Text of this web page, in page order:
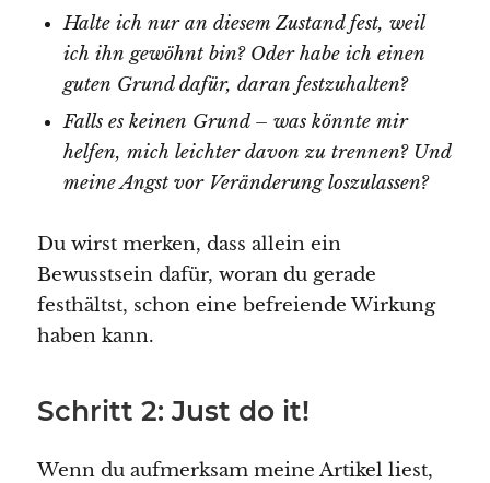
Halte ich nur an diesem Zustand fest, weil
ich ihn gewöhnt bin? Oder habe ich einen
guten Grund dafür, daran festzuhalten?
Falls es keinen Grund – was könnte mir
helfen, mich leichter davon zu trennen? Und
meine Angst vor Veränderung loszulassen?
Du wirst merken, dass allein ein
Bewusstsein dafür, woran du gerade
festhältst, schon eine befreiende Wirkung
haben kann.
Schritt 2: Just do it!
Wenn du aufmerksam meine Artikel liest,